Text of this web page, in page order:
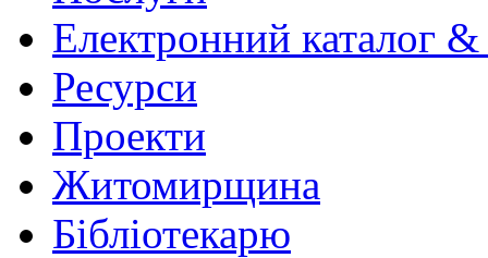
Електронний каталог
Ресурси
Проекти
Житомирщина
Бібліотекарю